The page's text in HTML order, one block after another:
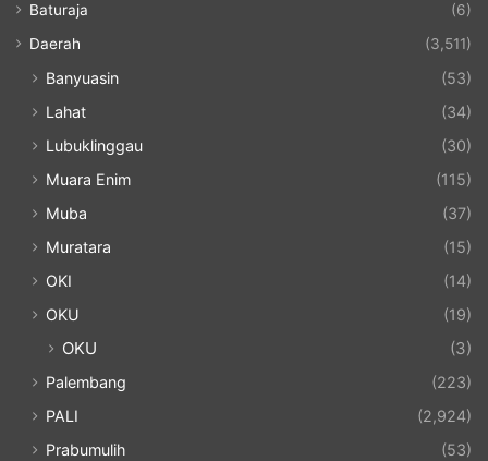
Baturaja
(6)
Daerah
(3,511)
Banyuasin
(53)
Lahat
(34)
Lubuklinggau
(30)
Muara Enim
(115)
Muba
(37)
Muratara
(15)
OKI
(14)
OKU
(19)
OKU (3)
Palembang
(223)
PALI
(2,924)
Prabumulih
(53)